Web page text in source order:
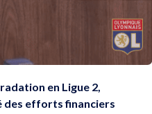
en Ligue 2,
des efforts financiers